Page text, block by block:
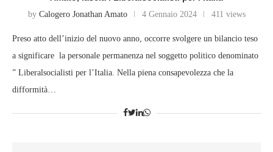
by Calogero Jonathan Amato 4 Gennaio 2024 411 views
Preso atto dell’inizio del nuovo anno, occorre svolgere un bilancio teso
a significare la personale permanenza nel soggetto politico denominato
” Liberalsocialisti per l’Italia. Nella piena consapevolezza che la
difformità…